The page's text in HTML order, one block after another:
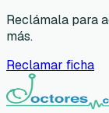
Reclámala para
más.
Reclamar ficha